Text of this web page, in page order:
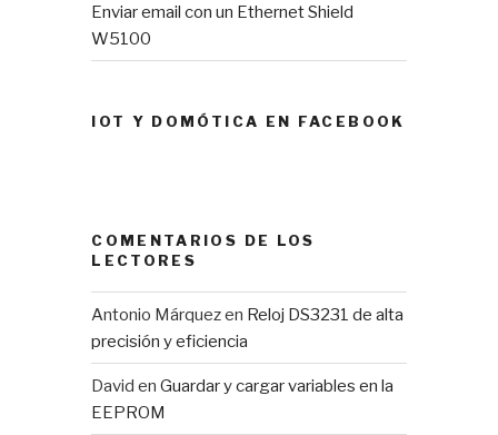
Enviar email con un Ethernet Shield
W5100
IOT Y DOMÓTICA EN FACEBOOK
COMENTARIOS DE LOS
LECTORES
Antonio Márquezen Reloj DS3231 de alta
precisión y eficiencia
David enGuardar y cargar variables en la
EEPROM